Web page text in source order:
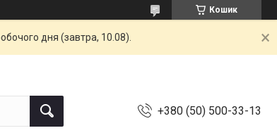
Кошик
дня (завтра, 10.08).
+380 (50) 500-33-13